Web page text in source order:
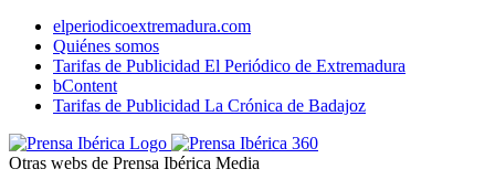
elperiodicoextremadura.com
Quiénes somos
Tarifas de Publicidad El Periódico de Extremadura
bContent
Tarifas de Publicidad La Crónica de Badajoz
Otras webs de Prensa Ibérica Media